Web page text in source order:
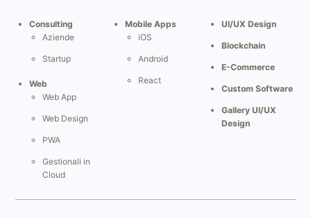
Consulting
Aziende
Startup
Web
Web App
Web Design
PWA
Gestionali in
Cloud
Mobile Apps
iOS
Android
React
UI/UX Design
Blockchain
E-Commerce
Custom Software
Gallery UI/UX
Design